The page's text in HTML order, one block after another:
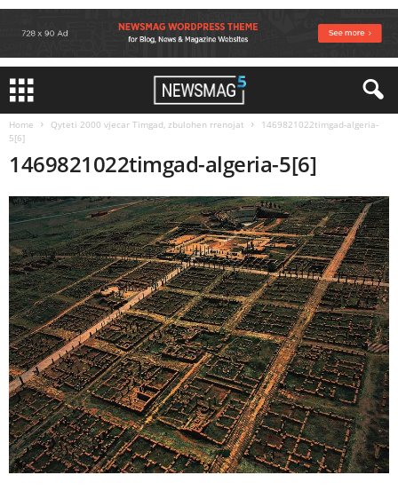
Home Qyteti 2000 vjecar Timgad, zbulohen rrenojat
1469821022timgad-algeria-
5[6]
1469821022timgad-algeria-5[6]